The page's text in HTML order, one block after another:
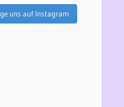
uns auf Instagram